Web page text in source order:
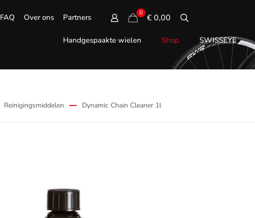
FAQ Over ons Partners 0 € 0,00
Handgespaakte wielen Shop SWISSEYE
Reinigingsmiddelen Dynamic Chain Cleaner 1l